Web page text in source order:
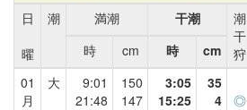
日
曜
潮 満潮 干潮
潮
干
狩
時
cm 時
cm
01
月
大
9:01
21:48
150
147
3:05
15:25
35
4
◎